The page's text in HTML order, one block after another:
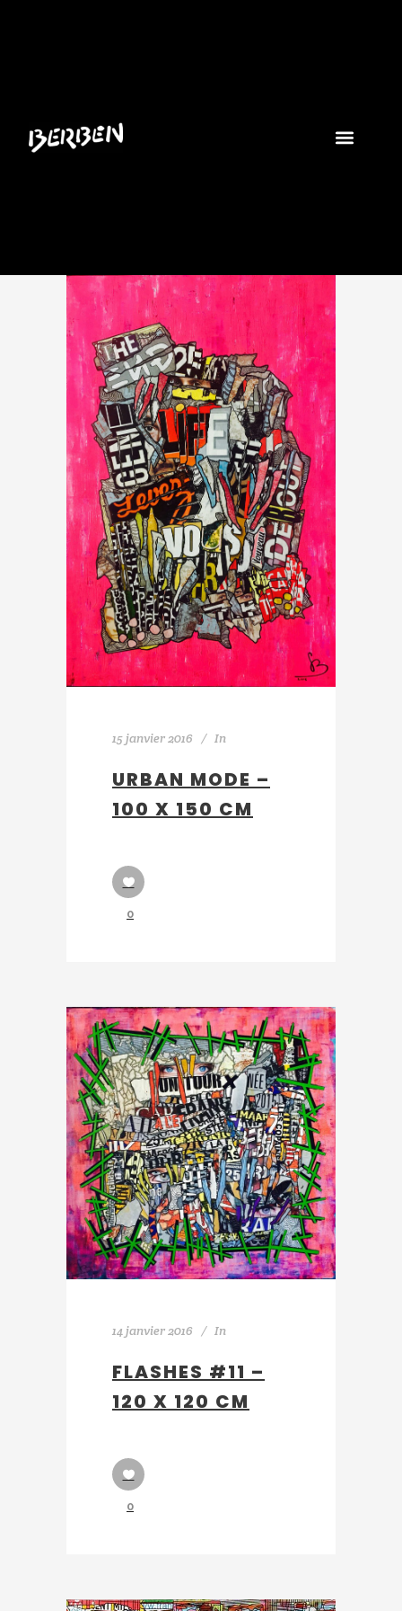
15 janvier 2016 In
URBAN MODE –
100 X 150 CM
0
14 janvier 2016 In
FLASHES #11 –
120 X 120 CM
0